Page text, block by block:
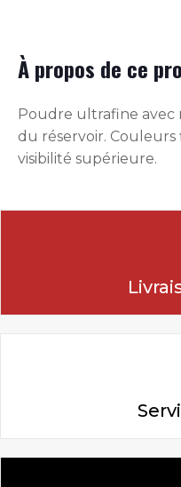
À propos de ce
Poudre ultrafine avec
du réservoir.
visibilité supérieure.